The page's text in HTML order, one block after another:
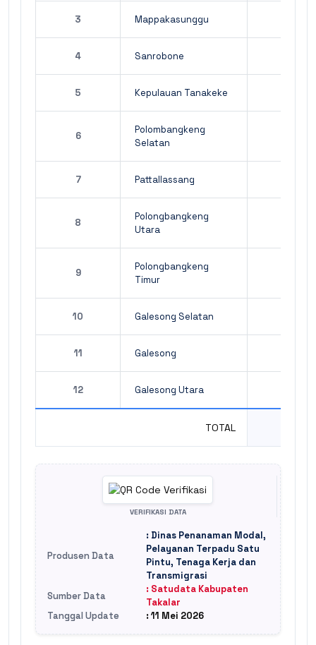
3 Mappakasunggu
4 Sanrobone
5 Kepulauan Tanakeke
6
Polombangkeng
Selatan
7 Pattallassang
8
Polongbangkeng
Utara
9
Polongbangkeng
Timur
10 Galesong Selatan
11 Galesong
12 Galesong Utara
TOTAL
VERIFIKASI DATA
Produsen Data
: Dinas Penanaman Modal,
Pelayanan Terpadu Satu
Pintu, Tenaga Kerja dan
Transmigrasi
Sumber Data
: Satudata Kabupaten
Takalar
Tanggal Update
: 11 Mei 2026